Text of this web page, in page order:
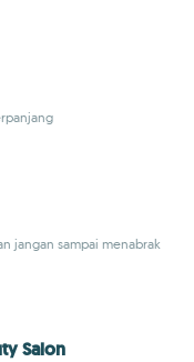
jangan sampai menabrak
Salon